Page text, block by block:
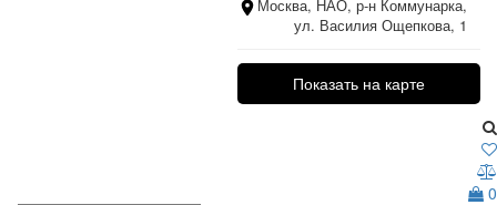
Москва, НАО, р-н Коммунарка,
ул. Василия Ощепкова, 1
Показать на карте
0